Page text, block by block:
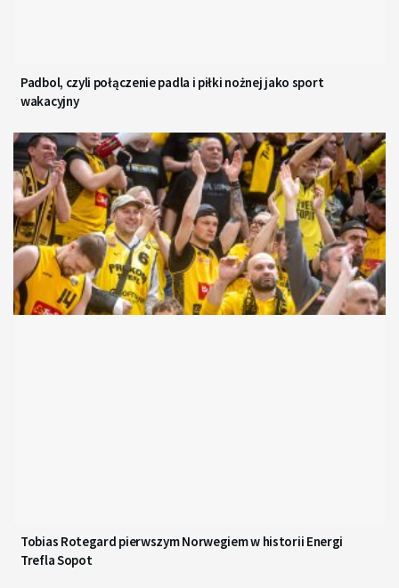
Padbol, czyli połączenie padla i piłki nożnej jako sport
wakacyjny
Tobias Rotegard pierwszym Norwegiem w historii Energi
Trefla Sopot